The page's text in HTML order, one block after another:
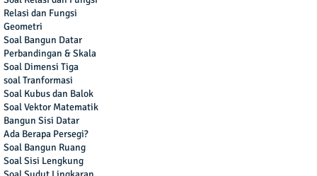
Relasi dan Fungsi
Geometri
Soal Bangun Datar
Perbandingan & Skala
Soal Dimensi Tiga
soal Tranformasi
Soal Kubus dan Balok
Soal Vektor Matematik
Bangun Sisi Datar
Ada Berapa Persegi?
Soal Bangun Ruang
Soal Sisi Lengkung